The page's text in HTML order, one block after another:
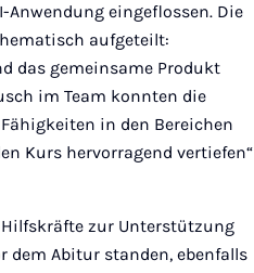
eingeflossen. Die
aufgeteilt:
das gemeinsame Produkt
im Team konnten die
in den Bereichen
Kurs hervorragend vertiefen“
Hilfskräfte zur Unterstützung
dem Abitur standen, ebenfalls